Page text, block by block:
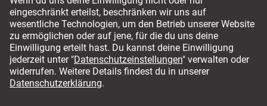
Für ihren sicheren Einkauf